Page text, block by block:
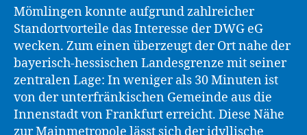
Mömlingen konnte aufgrund zahlreicher
Standortvorteile das Interesse der DWG eG
wecken. Zum einen überzeugt der Ort nahe der
bayerisch-hessischen Landesgrenze mit seiner
zentralen Lage: In weniger als 30 Minuten ist
von der unterfränkischen Gemeinde aus die
Innenstadt von Frankfurt erreicht. Diese Nähe